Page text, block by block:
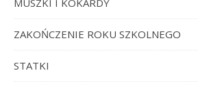
MUSZKI I KOKARDY
ZAKOŃCZENIE ROKU SZKOLNEGO
STATKI